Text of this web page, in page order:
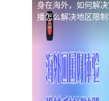
身在海外，如何解
播怎么解决地区限制